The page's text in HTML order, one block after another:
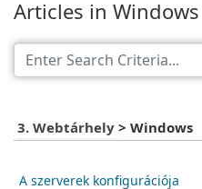
Articles in Windows
3. Webtárhely > Windows
A szerverek konfigurációja